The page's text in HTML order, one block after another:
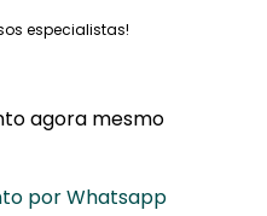
especialistas!
agora mesmo
por Whatsapp